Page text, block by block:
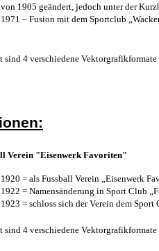
von 1905 geändert, jedoch unter der
1971 – Fusion mit dem Sportclub
4 verschiedene
Verein "Eisenwerk Favoriten"
1920 = als Fussball Verein „Eisenwerk
1922 = Namensänderung in Sport Club
1923 = schloss sich der Verein dem
4 verschiedene